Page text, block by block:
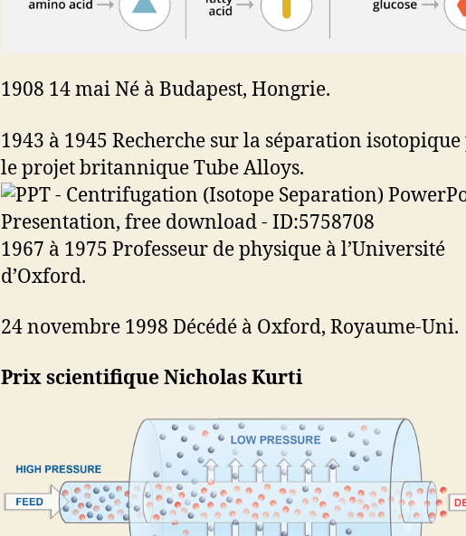
1908 14 mai Né à Budapest, Hongrie.
1943 à 1945 Recherche sur la séparation
le projet britannique Tube Alloys.
1967 à 1975 Professeur de physique à l’Université
d’Oxford.
24 novembre 1998 Décédé à Oxford, Royaume-Uni.
Prix scientifique Nicholas Kurti